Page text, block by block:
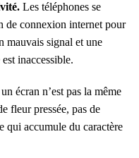
Les téléphones se
de connexion internet pour
mauvais signal et une
inaccessible.
écran n’est pas la même
fleur pressée, pas de
qui accumule du caractère